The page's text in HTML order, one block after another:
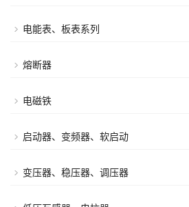
电能表、板表系列
熔断器
电磁铁
启动器、变频器、软启动
变压器、稳压器、调压器